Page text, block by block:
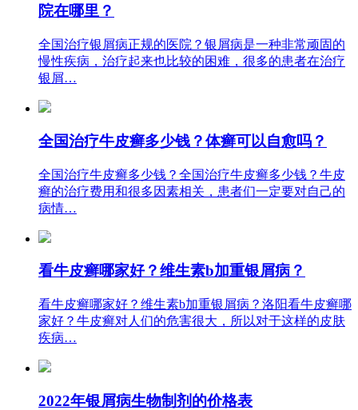
院在哪里？
全国治疗银屑病正规的医院？银屑病是一种非常顽固的
慢性疾病，治疗起来也比较的困难，很多的患者在治疗
银屑…
全国治疗牛皮癣多少钱？体癣可以自愈吗？
全国治疗牛皮癣多少钱？全国治疗牛皮癣多少钱？牛皮
癣的治疗费用和很多因素相关，患者们一定要对自己的
病情…
看牛皮癣哪家好？维生素b加重银屑病？
看牛皮癣哪家好？维生素b加重银屑病？洛阳看牛皮癣哪
家好？牛皮癣对人们的危害很大，所以对于这样的皮肤
疾病…
2022年银屑病生物制剂的价格表